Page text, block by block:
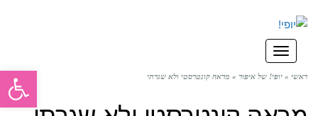
תפריט
ראשי » יופי! של איפור » מראה קונטרסטי ולא שגרתי פתח